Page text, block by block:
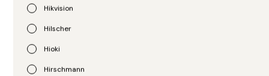
Hikvision
Hilscher
Hioki
Hirschmann